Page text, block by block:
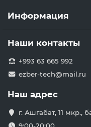
Информация
Наши контакты
+993 63 665 992
ezber-tech@mail.ru
Наш адрес
г. Ашгабат, 11 мкр.,